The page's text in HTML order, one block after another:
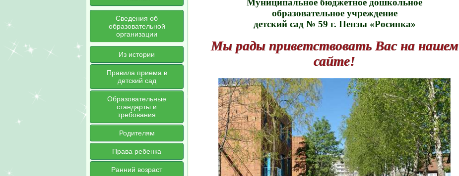
Сведения об
образовательной
организации
Из истории
Правила приема в
детский сад
Образовательные
стандарты и
требования
Родителям
Права ребенка
Ранний возраст
образовательное учреждение
детский сад № 59 г. Пензы «Росинка»
Мы рады приветствовать Вас на нашем
сайте!